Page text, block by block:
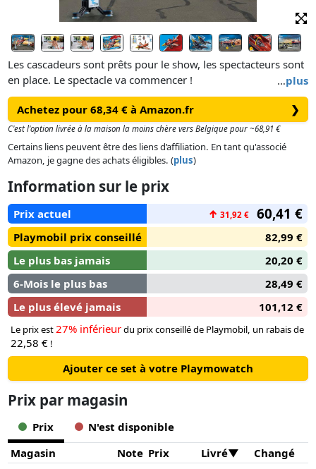
…plus
Les cascadeurs sont prêts pour le show, les spectacteurs sont
en place. Le spectacle va commencer !
C'est parti pour le spectacle de cascade ! Le pilote du jet
"Aigle" va-t-il réussir à ne pas faire tomber les pylônes ?
Le train d'atterrissage est rétractable.
Achetez pour 68,34 € à Amazon.fr ❯
C'est l'option livrée à la maison la moins chère vers Belgique pour ~68,91 €
Certains liens peuvent être des liens d’affiliation. En tant qu'associé
Amazon, je gagne des achats éligibles. (plus)
Information sur le prix
Prix actuel ↑ 31,92 € 60,41 €
Playmobil prix conseillé
82,99 €
Le plus bas jamais
20,20 €
6-Mois le plus bas
28,49 €
Le plus élevé jamais
101,12 €
Le prix est 27% inférieurdu prix conseillé de Playmobil, un rabais de
22,58 € !
Ajouter ce set à votre Playmowatch
Prix ​​par magasin
Prix
N'est disponible
Magasin
Note Prix Livré
Changé